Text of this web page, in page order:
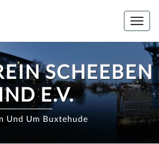
SCHEEBEN
E.V.
Und Um Buxtehude